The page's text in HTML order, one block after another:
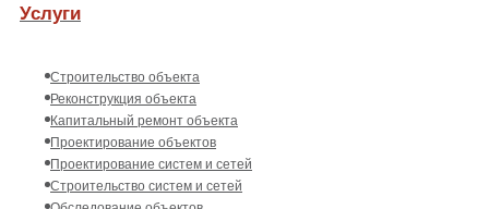
Услуги
Строительство объекта
Реконструкция объекта
Капитальный ремонт объекта
Проектирование объектов
Проектирование систем и сетей
Строительство систем и сетей